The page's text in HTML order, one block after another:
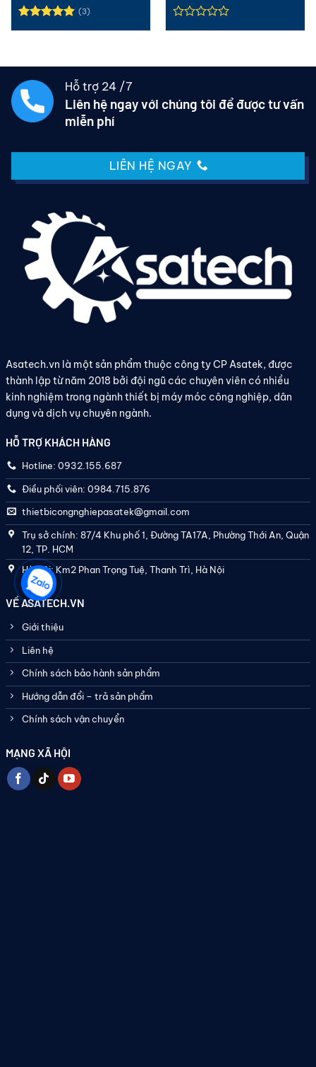
Được xếp
(3)
Hỗ trợ 24 /7
Liên hệ ngay với chúng tôi để được tư vấn
miễn phí
LIÊN HỆ NGAY
Asatech.vn là một sản phẩm thuộc công ty CP Asatek, được
thành lập từ năm 2018 bởi đội ngũ các chuyên viên có nhiều
kinh nghiệm trong ngành thiết bị máy móc công nghiệp, dân
dụng và dịch vụ chuyên ngành.
HỖ TRỢ KHÁCH HÀNG
Hotline: 0932.155.687
Điều phối viên: 0984.715.876
thietbicongnghiepasatek@gmail.com
Trụ sở chính: 87/4 Khu phố 1, Đường TA17A, Phường Thới An, Quận
12, TP. HCM
Hà Nội: Km2 Phan Trọng Tuệ, Thanh Trì, Hà Nội
VỀ ASATECH.VN
Giới thiệu
Liên hệ
Chính sách bảo hành sản phẩm
Hướng dẫn đổi – trả sản phẩm
Chính sách vận chuyển
MẠNG XÃ HỘI